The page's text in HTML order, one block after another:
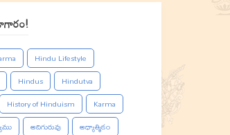
Hindu Lifestyle
Hindus
Hindutva
History of Hinduism
Karma
ఆదిగురువు
ఆధ్యాత్మికం